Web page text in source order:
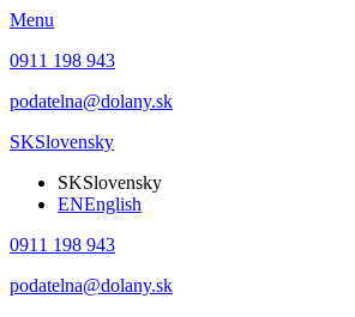
Menu
0911 198 943
podatelna@dolany.sk
SKSlovensky
SKSlovensky
ENEnglish
0911 198 943
podatelna@dolany.sk